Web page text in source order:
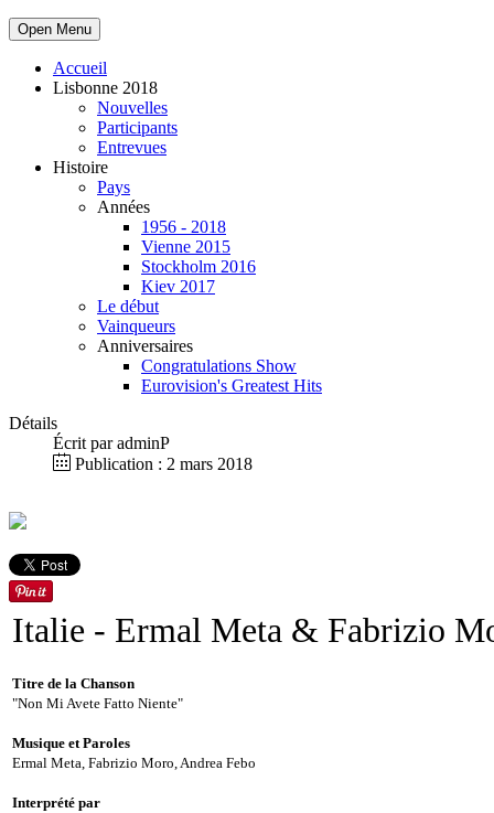
Open Menu
Accueil
Lisbonne 2018
Nouvelles
Participants
Entrevues
Histoire
Pays
Années
1956 - 2018
Vienne 2015
Stockholm 2016
Kiev 2017
Le début
Vainqueurs
Anniversaires
Congratulations Show
Eurovision's Greatest Hits
Détails
Écrit paradminP
Publication : 2 mars 2018
Italie - Ermal Meta & Fabrizio
Titre de la Chanson
"Non Mi Avete Fatto Niente"
Musique et Paroles
Ermal Meta, Fabrizio Moro, Andrea Febo
Interprété par